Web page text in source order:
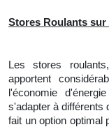
Stores Roulants
Les stores
apportent
l'économie
s'adapter à différents
fait un option